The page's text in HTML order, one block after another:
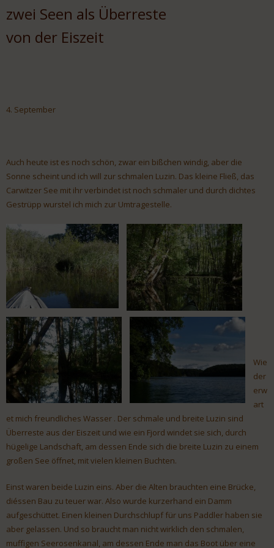
zwei Seen als Überreste
von der Eiszeit
4. September
Auch heute ist es noch schön, zwar ein bißchen windig, aber die
Sonne scheint und ich will zur schmalen Luzin. Das kleine Fließ, das
Carwitzer See mit ihr verbindet ist noch schmaler und durch dichtes
Gestrüpp wurstel ich mich zur Umtragestelle.
Wie
der
erw
art
et mich freundliches Wasser . Der schmale und breite Luzin sind
Überreste aus der Eiszeit und wie ein Fjord windet sie sich, durch
hügelige Landschaft, am dessen Ende sich die breite Luzin zu einem
großen See öffnet, mit vielen kleinen Buchten.
Einst waren beide Luzin eins. Aber die Alten brauchten eine Brücke,
diéssen Bau zu teuer war. Also wurde kurzerhand ein Damm
aufgeschüttet. Einen kleinen Durchschlupf für uns Paddler haben sie
aber gelassen. Und so braucht man nicht wirklich den schmalen,
muffigen Seerosenkanal, am dessen Ende man das Boot über eine